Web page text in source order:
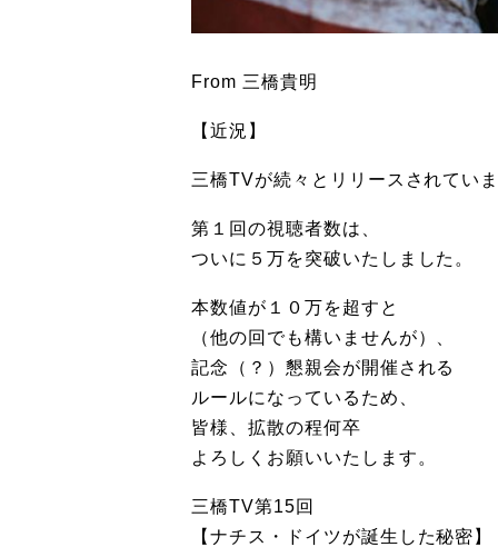
From 三橋貴明
【近況】
三橋TVが続々とリリースされてい
第１回の視聴者数は、
ついに５万を突破いたしました。
本数値が１０万を超すと
（他の回でも構いませんが）、
記念（？）懇親会が開催される
ルールになっているため、
皆様、拡散の程何卒
よろしくお願いいたします。
三橋TV第15回
【ナチス・ドイツが誕生した秘密】